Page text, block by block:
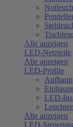
Alle anzeigen
LED-Netzteile
Alle anzeigen
LED-Profile
LED-
Alle anzeigen
LED-